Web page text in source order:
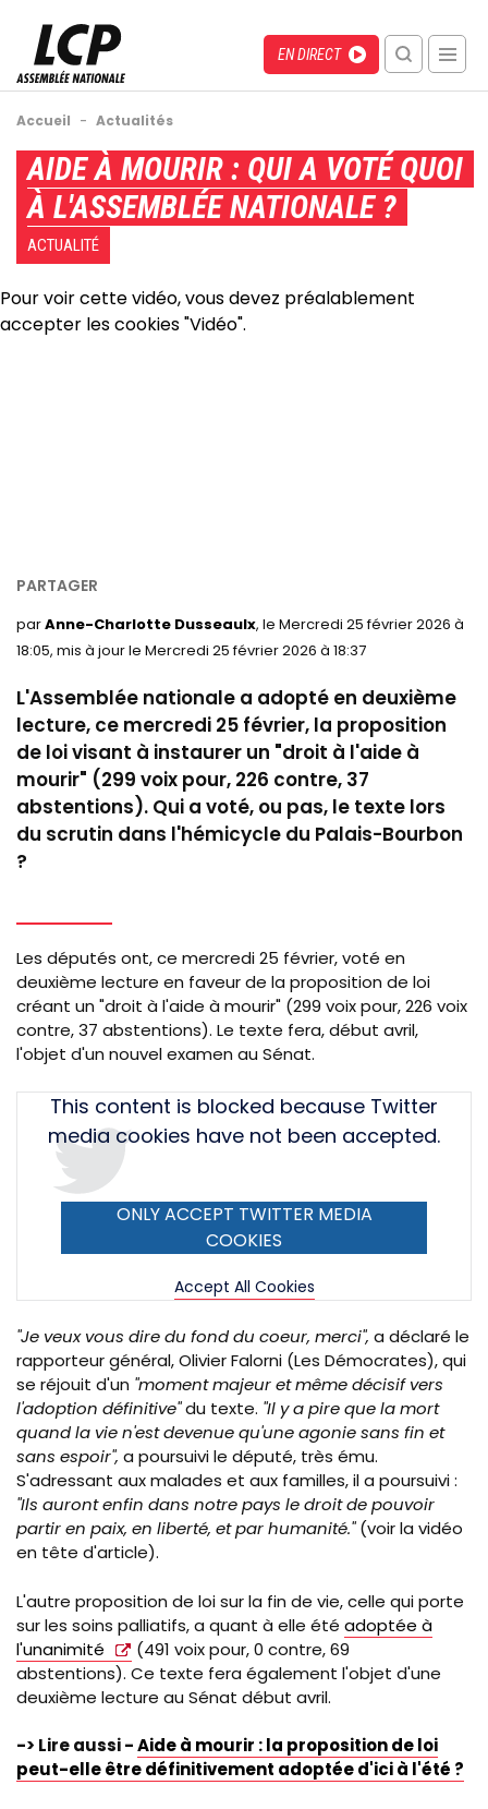
contenu
principal
Menu
recherche
mobile
Direct
EN DIRECT
Fil
d'Ariane
Accueil - Actualités
Back
top
AIDE À MOURIR : QUI A VOTÉ QUOI
À L'ASSEMBLÉE NATIONALE ?
ACTUALITÉ
Pour voir cette vidéo, vous devez préalablement
accepter les cookies "Vidéo".
parAnne-Charlotte Dusseaulx, le Mercredi 25 février 2026 à
18:05, mis à jour le Mercredi 25 février 2026 à 18:37
L'Assemblée nationale a adopté en deuxième
lecture, ce mercredi 25 février, la proposition
de loi visant à instaurer un "droit à l'aide à
mourir" (299 voix pour, 226 contre, 37
abstentions). Qui a voté, ou pas, le texte lors
du scrutin dans l'hémicycle du Palais-Bourbon
?
Les députés ont, ce mercredi 25 février, voté en
deuxième lecture en faveur de la proposition de loi
créant un "droit à l'aide à mourir" (299 voix pour, 226 voix
contre, 37 abstentions). Le texte fera, début avril,
l'objet d'un nouvel examen au Sénat.
TweetThis content is blocked because Twitter
media cookies have not been accepted.
ONLY ACCEPT TWITTER MEDIA
COOKIES
Accept All Cookies
"Je veux vous dire du fond du coeur, merci", a déclaré le
rapporteur général, Olivier Falorni (Les Démocrates), qui
se réjouit d'un "moment majeur et même décisif vers
l'adoption définitive"du texte. "Il y a pire que la mort
quand la vie n'est devenue qu'une agonie sans fin et
sans espoir", a poursuivi le député, très ému.
S'adressant aux malades et aux familles, il a poursuivi :
"Ils auront enfin dans notre pays le droit de pouvoir
partir en paix, en liberté, et par humanité."(voir la vidéo
en tête d'article).
L'autre proposition de loi sur la fin de vie, celle qui porte
sur les soins palliatifs, a quant à elle été adoptée à
l'unanimité
(491 voix pour, 0 contre, 69
abstentions). Ce texte fera également l'objet d'une
deuxième lecture au Sénat début avril.
-> Lire aussi -Aide à mourir : la proposition de loi
peut-elle être définitivement adoptée d'ici à l'été ?